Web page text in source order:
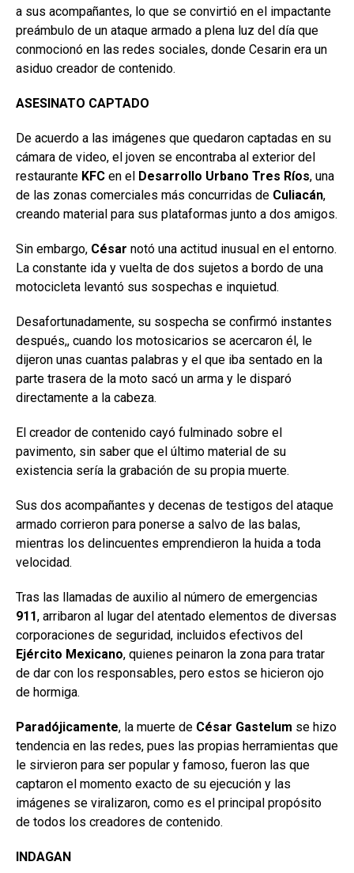
a sus acompañantes, lo que se convirtió en el impactante
preámbulo de un ataque armado a plena luz del día que
conmocionó en las redes sociales, donde Cesarin era un
asiduo creador de contenido.
ASESINATO CAPTADO
De acuerdo a las imágenes que quedaron captadas en su
cámara de video, el joven se encontraba al exterior del
restaurante KFC en el Desarrollo Urbano Tres Ríos, una
de las zonas comerciales más concurridas de Culiacán,
creando material para sus plataformas junto a dos amigos.
Sin embargo, César notó una actitud inusual en el entorno.
La constante ida y vuelta de dos sujetos a bordo de una
motocicleta levantó sus sospechas e inquietud.
Desafortunadamente, su sospecha se confirmó instantes
después,, cuando los motosicarios se acercaron él, le
dijeron unas cuantas palabras y el que iba sentado en la
parte trasera de la moto sacó un arma y le disparó
directamente a la cabeza.
El creador de contenido cayó fulminado sobre el
pavimento, sin saber que el último material de su
existencia sería la grabación de su propia muerte.
Sus dos acompañantes y decenas de testigos del ataque
armado corrieron para ponerse a salvo de las balas,
mientras los delincuentes emprendieron la huida a toda
velocidad.
Tras las llamadas de auxilio al número de emergencias
911, arribaron al lugar del atentado elementos de diversas
corporaciones de seguridad, incluidos efectivos del
Ejército Mexicano, quienes peinaron la zona para tratar
de dar con los responsables, pero estos se hicieron ojo
de hormiga.
Paradójicamente, la muerte de César Gastelum se hizo
tendencia en las redes, pues las propias herramientas que
le sirvieron para ser popular y famoso, fueron las que
captaron el momento exacto de su ejecución y las
imágenes se viralizaron, como es el principal propósito
de todos los creadores de contenido.
INDAGAN